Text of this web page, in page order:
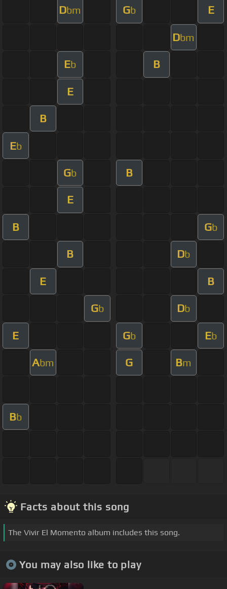
Dbm Gb E
Dbm
Eb B
E
B
Eb
Gb B
E
B Gb
B Db
E B
Gb Db
E Gb Eb
Abm G Bm
Bb
Facts about this song
The Vivir El Momento album includes this song.
You may also like to play